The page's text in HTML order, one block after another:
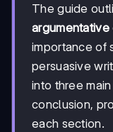
The guide
argumentative
importance of
persuasive
into three
conclusion,
each section.